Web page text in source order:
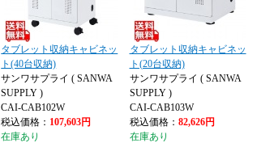
タブレット収納キャビネッ
ト(40台収納)
サンワサプライ ( SANWA
SUPPLY )
CAI-CAB102W
税込価格： 107,603円
在庫あり
タブレット収納キャビネッ
ト(20台収納)
サンワサプライ ( SANWA
SUPPLY )
CAI-CAB103W
税込価格： 82,626円
在庫あり